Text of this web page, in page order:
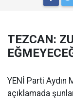
TEZCAN:
YENİ Parti Aydın
açıklamada